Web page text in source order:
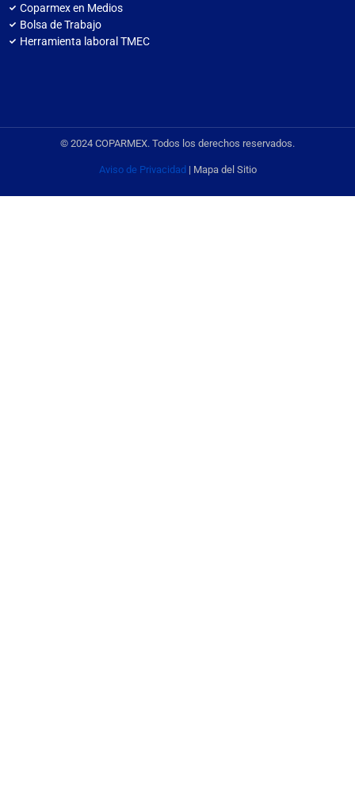
Coparmex en Medios
Bolsa de Trabajo
Herramienta laboral TMEC
© 2024 COPARMEX. Todos los derechos reservados.
Aviso de Privacidad| Mapa del Sitio